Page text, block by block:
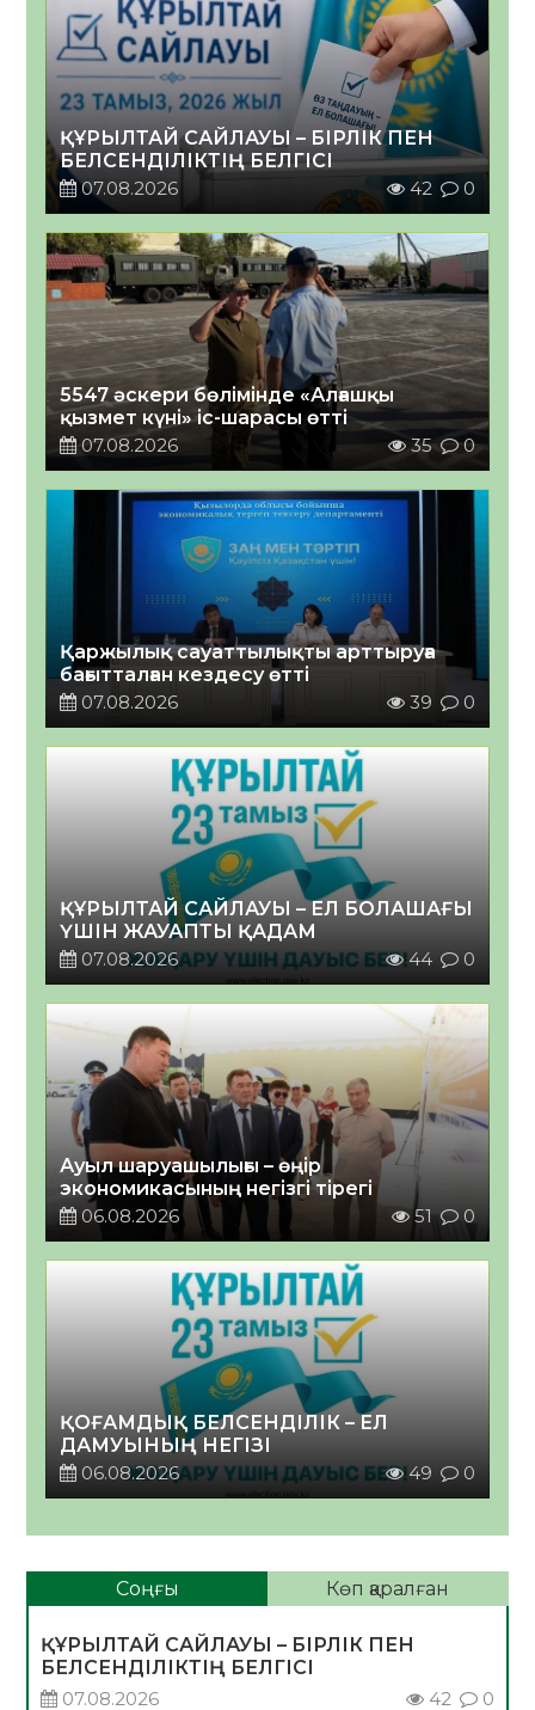
ҚҰРЫЛТАЙ САЙЛАУЫ – БІРЛІК ПЕН
БЕЛСЕНДІЛІКТІҢ БЕЛГІСІ
07.08.2026
42 0
5547 әскери бөлімінде «Алғашқы
қызмет күні» іс-шарасы өтті
07.08.2026
35 0
Қаржылық сауаттылықты арттыруға
бағытталған кездесу өтті
07.08.2026
39 0
ҚҰРЫЛТАЙ САЙЛАУЫ – ЕЛ БОЛАШАҒЫ
ҮШІН ЖАУАПТЫ ҚАДАМ
07.08.2026
44 0
Ауыл шаруашылығы – өңір
экономикасының негізгі тірегі
06.08.2026
51 0
ҚОҒАМДЫҚ БЕЛСЕНДІЛІК – ЕЛ
ДАМУЫНЫҢ НЕГІЗІ
06.08.2026
49 0
Соңғы Көп қаралған
ҚҰРЫЛТАЙ САЙЛАУЫ – БІРЛІК ПЕН
БЕЛСЕНДІЛІКТІҢ БЕЛГІСІ
07.08.2026
42 0